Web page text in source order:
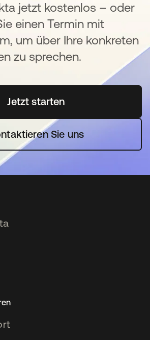
jetzt kostenlos – oder
einen Termin mit
um über Ihre konkreten
zu sprechen.
Jetzt startenwird in einer neuen
Sie uns